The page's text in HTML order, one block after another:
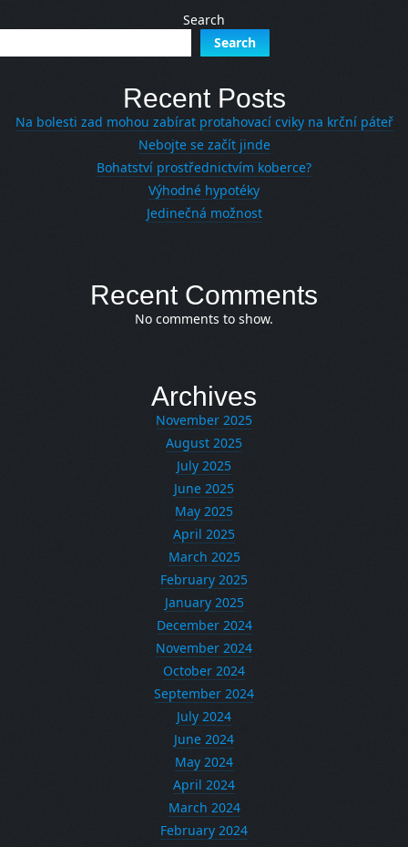
Search
Search
Recent Posts
Na bolesti zad mohou zabírat protahovací cviky na krční páteř
Nebojte se začít jinde
Bohatství prostřednictvím koberce?
Výhodné hypotéky
Jedinečná možnost
Recent Comments
No comments to show.
Archives
November 2025
August 2025
July 2025
June 2025
May 2025
April 2025
March 2025
February 2025
January 2025
December 2024
November 2024
October 2024
September 2024
July 2024
June 2024
May 2024
April 2024
March 2024
February 2024